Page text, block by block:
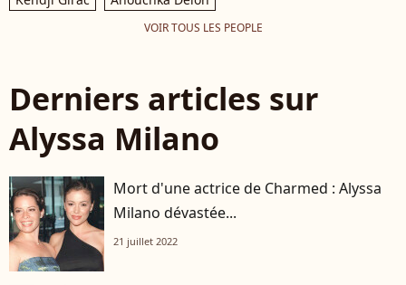
VOIR TOUS LES PEOPLE
Derniers articles sur
Alyssa Milano
Mort d'une actrice de Charmed : Alyssa
Milano dévastée...
21 juillet 2022